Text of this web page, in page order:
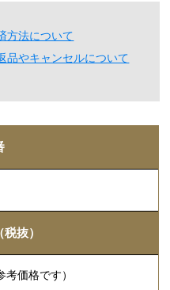
方法について
品やキャンセルについて
抜）
考価格です）